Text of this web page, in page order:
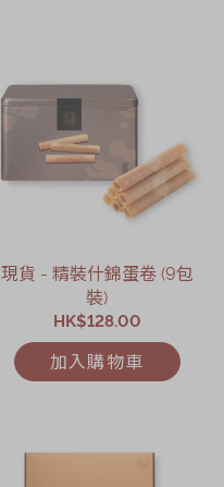
現貨 - 精裝什錦蛋卷 (9包
裝)
HK$128.00
加入購物車